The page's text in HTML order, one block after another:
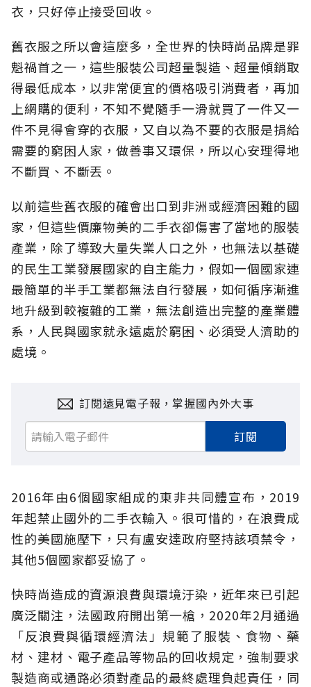
衣，只好停止接受回收。
舊衣服之所以會這麼多，全世界的快時尚品牌是罪
魁禍首之一，這些服裝公司超量製造、超量傾銷取
得最低成本，以非常便宜的價格吸引消費者，再加
上網購的便利，不知不覺隨手一滑就買了一件又一
件不見得會穿的衣服，又自以為不要的衣服是捐給
需要的窮困人家，做善事又環保，所以心安理得地
不斷買、不斷丟。
以前這些舊衣服的確會出口到非洲或經濟困難的國
家，但這些價廉物美的二手衣卻傷害了當地的服裝
產業，除了導致大量失業人口之外，也無法以基礎
的民生工業發展國家的自主能力，假如一個國家連
最簡單的半手工業都無法自行發展，如何循序漸進
地升級到較複雜的工業，無法創造出完整的產業體
系，人民與國家就永遠處於窮困、必須受人濟助的
處境。
訂閱遠見電子報，掌握國內外大事
訂閱
2016年由6個國家組成的東非共同體宣布，2019
年起禁止國外的二手衣輸入。很可惜的，在浪費成
性的美國施壓下，只有盧安達政府堅持該項禁令，
其他5個國家都妥協了。
快時尚造成的資源浪費與環境汙染，近年來已引起
廣泛關注，法國政府開出第一槍，2020年2月通過
「反浪費與循環經濟法」規範了服裝、食物、藥
材、建材、電子產品等物品的回收規定，強制要求
製造商或通路必須對產品的最終處理負起責任，同